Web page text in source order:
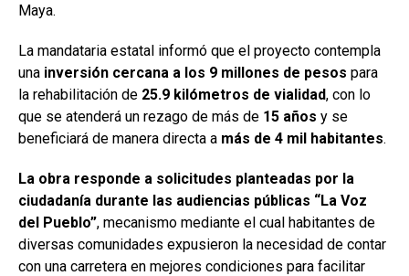
Maya.
La mandataria estatal informó que el proyecto contempla
una inversión cercana a los 9 millones de pesos para
la rehabilitación de 25.9 kilómetros de vialidad, con lo
que se atenderá un rezago de más de 15 años y se
beneficiará de manera directa a más de 4 mil habitantes.
La obra responde a solicitudes planteadas por la
ciudadanía durante las audiencias públicas “La Voz
del Pueblo”, mecanismo mediante el cual habitantes de
diversas comunidades expusieron la necesidad de contar
con una carretera en mejores condiciones para facilitar